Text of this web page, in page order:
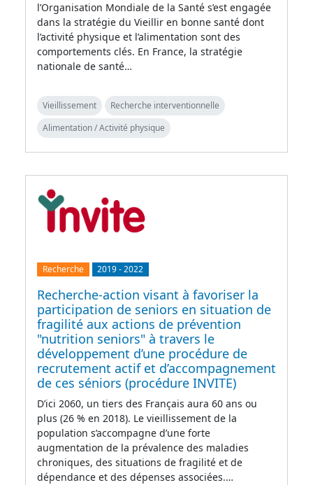
l’Organisation Mondiale de la Santé s’est engagée
dans la stratégie du Vieillir en bonne santé dont
l’activité physique et l’alimentation sont des
comportements clés. En France, la stratégie
nationale de santé…
Vieillissement
Recherche interventionnelle
Alimentation / Activité physique
Recherche 2019-2022
Recherche-action visant à favoriser la
participation de seniors en situation de
fragilité aux actions de prévention
"nutrition seniors" à travers le
développement d’une procédure de
recrutement actif et d’accompagnement
de ces séniors (procédure INVITE)
D’ici 2060, un tiers des Français aura 60 ans ou
plus (26 % en 2018). Le vieillissement de la
population s’accompagne d’une forte
augmentation de la prévalence des maladies
chroniques, des situations de fragilité et de
dépendance et des dépenses associées.…